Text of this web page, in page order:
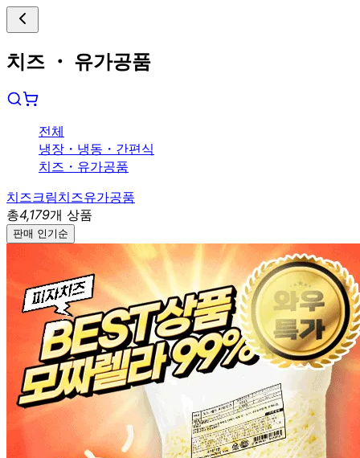
치즈 ・ 유가공품
전체
냉장 ・ 냉동 ・ 간편식
치즈 ・ 유가공품
치즈크림치즈유가공품
총4,179개 상품
판매 인기순